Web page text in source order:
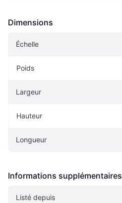
Dimensions
Échelle
Poids
Largeur
Hauteur
Longueur
Informations supplémentaires
Listé depuis